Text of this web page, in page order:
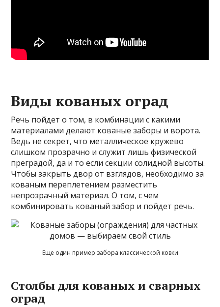
Виды кованых оград
Речь пойдет о том, в комбинации с какими
материалами делают кованые заборы и ворота.
Ведь не секрет, что металлическое кружево
слишком прозрачно и служит лишь физической
преградой, да и то если секции солидной высоты.
Чтобы закрыть двор от взглядов, необходимо за
кованым переплетением разместить
непрозрачный материал. О том, с чем
комбинировать кованый забор и пойдет речь.
Еще один пример забора классической ковки
Столбы для кованых и сварных
оград